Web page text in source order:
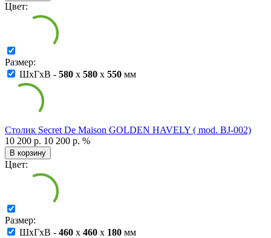
Цвет:
Размер:
ШxГxВ - 580 x 580 x 550 мм
Столик Secret De Maison GOLDEN HAVELY ( mod. BJ-002)
10 200 р. 10 200 р. %
В корзину
Цвет:
Размер:
ШxГxВ - 460 x 460 x 180 мм